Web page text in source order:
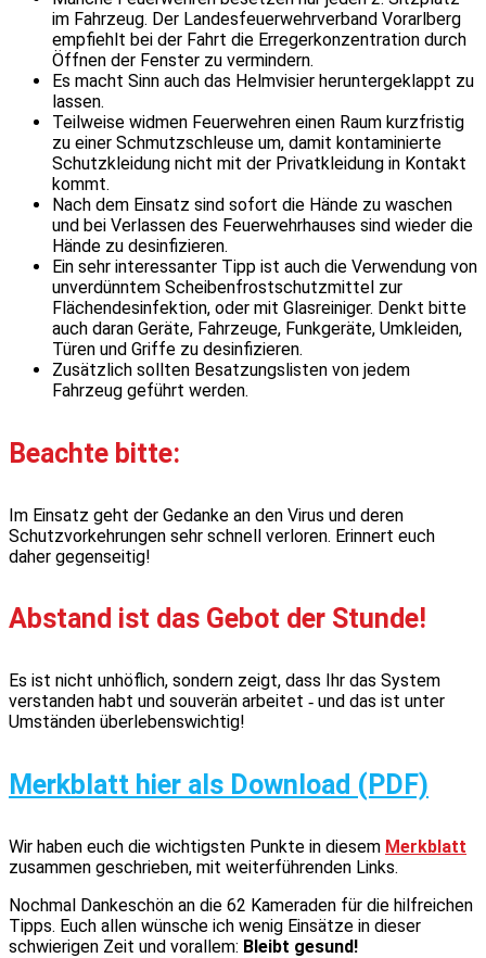
im Fahrzeug. Der Landesfeuerwehrverband Vorarlberg
empfiehlt bei der Fahrt die Erregerkonzentration durch
Öffnen der Fenster zu vermindern.
Es macht Sinn auch das Helmvisier heruntergeklappt zu
lassen.
Teilweise widmen Feuerwehren einen Raum kurzfristig
zu einer Schmutzschleuse um, damit kontaminierte
Schutzkleidung nicht mit der Privatkleidung in Kontakt
kommt.
Nach dem Einsatz sind sofort die Hände zu waschen
und bei Verlassen des Feuerwehrhauses sind wieder die
Hände zu desinfizieren.
Ein sehr interessanter Tipp ist auch die Verwendung von
unverdünntem Scheibenfrostschutzmittel zur
Flächendesinfektion, oder mit Glasreiniger. Denkt bitte
auch daran Geräte, Fahrzeuge, Funkgeräte, Umkleiden,
Türen und Griffe zu desinfizieren.
Zusätzlich sollten Besatzungslisten von jedem
Fahrzeug geführt werden.
Beachte bitte:
Im Einsatz geht der Gedanke an den Virus und deren
Schutzvorkehrungen sehr schnell verloren. Erinnert euch
daher gegenseitig!
Abstand ist das Gebot der Stunde!
Es ist nicht unhöflich, sondern zeigt, dass Ihr das System
verstanden habt und souverän arbeitet ‐ und das ist unter
Umständen überlebenswichtig!
Merkblatt hier als Download (PDF)
Wir haben euch die wichtigsten Punkte in diesem Merkblatt
zusammen geschrieben, mit weiterführenden Links.
Nochmal Dankeschön an die 62 Kameraden für die hilfreichen
Tipps. Euch allen wünsche ich wenig Einsätze in dieser
schwierigen Zeit und vorallem: Bleibt gesund!